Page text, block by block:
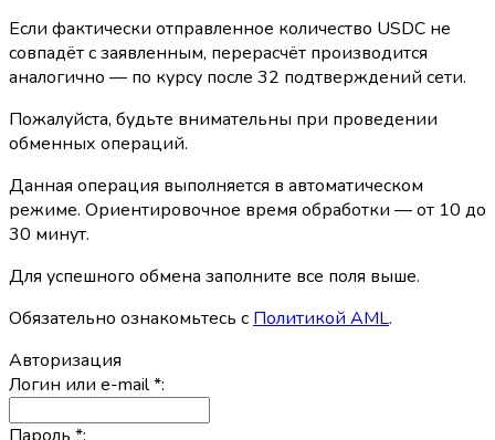
Если фактически отправленное количество USDC не
совпадёт с заявленным, перерасчёт производится
аналогично — по курсу после 32 подтверждений сети.
Пожалуйста, будьте внимательны при проведении
обменных операций.
Данная операция выполняется в автоматическом
режиме. Ориентировочное время обработки — от 10 до
30 минут.
Для успешного обмена заполните все поля выше.
Обязательно ознакомьтесь с Политикой AML.
Авторизация
Логин или e-mail*: